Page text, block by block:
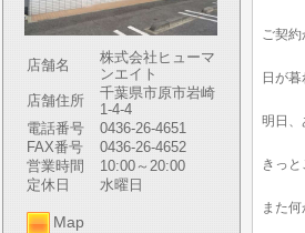
店舗名
株式会社ヒューマ
ンエイト
店舗住所
千葉県市原市岩崎
1-4-4
電話番号
0436-26-4651
FAX番号
0436-26-4652
営業時間
10:00～20:00
定休日
水曜日
Map
ご契約
日が
明日、
きっ
また